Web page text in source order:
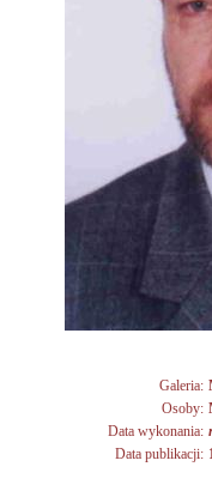
Galeria:
Osoby:
Data wykonania:
Data publikacji: